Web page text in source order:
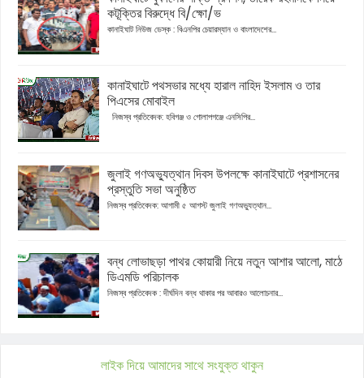
কটূক্তির বিরুদ্ধে বি/ক্ষো/ভ
কানাইঘাট নিউজ ডেস্ক : বিএনপির চেয়ারম্যান ও বাংলাদেশের...
কানাইঘাটে পথসভার মধ্যে হারাল নাহিদ ইসলাম ও তার
পিএসের মোবাইল
নিজস্ব প্রতিবেদক: হবিগঞ্জ ও গোলাপগঞ্জে এনসিপির...
জুলাই গণঅভ্যুত্থান দিবস উপলক্ষে কানাইঘাটে প্রশাসনের
প্রস্তুতি সভা অনুষ্ঠিত
নিজস্ব প্রতিবেদক: আগামী ৫ আগস্ট জুলাই গণঅভ্যুত্থান...
বন্ধ লোভাছড়া পাথর কোয়ারী নিয়ে নতুন আশার আলো, মাঠে
ডিএমডি পরিচালক
নিজস্ব প্রতিবেদক : দীর্ঘদিন বন্ধ থাকার পর আবারও আলোচনার...
লাইক দিয়ে আমাদের সাথে সংযুক্ত থাকুন